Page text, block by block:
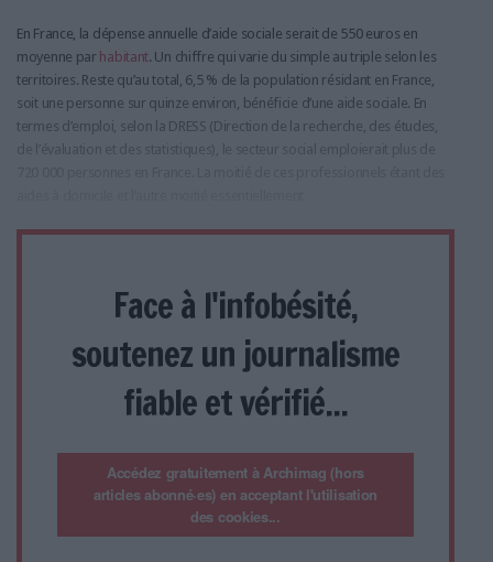
En France, la dépense annuelle d’aide sociale serait de 550 euros en
moyenne par habitant. Un chiffre qui varie du simple au triple selon les
territoires. Reste qu’au total, 6,5 % de la population résidant en France,
soit une personne sur quinze environ, bénéficie d’une aide sociale. En
termes d’emploi, selon la DRESS (Direction de la recherche, des études,
de l’évaluation et des statistiques), le secteur social emploierait plus de
Face à l'infobésité,
soutenez un journalisme
fiable et vérifié...
Accédez gratuitement à Archimag (hors
articles abonné·es) en acceptant l'utilisation
des cookies...